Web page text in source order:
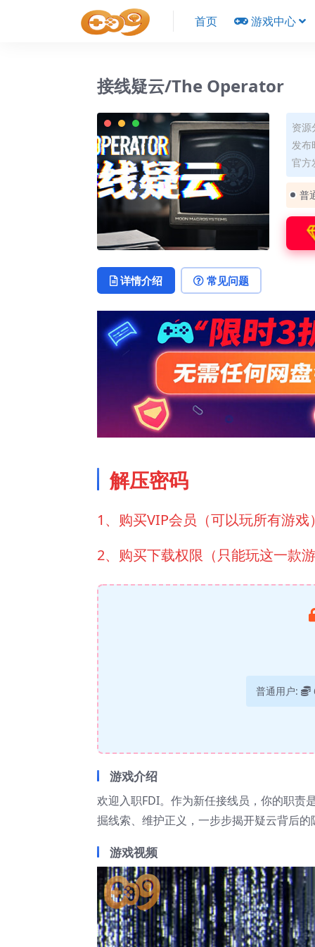
首页 游戏中心
接线疑云/The Operator
资
发布
官方
普
详情介绍 常见问题
解压密码
1、购买VIP会员（可以玩所有游
2、购买下载权限（只能玩这一款
普通用户:
游戏介绍
欢迎入职FDI。作为新任接线员，你的职责
掘线索、维护正义，一步步揭开疑云背后的
游戏视频